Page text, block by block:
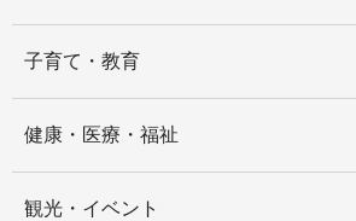
子育て・教育
健康・医療・福祉
観光・イベント